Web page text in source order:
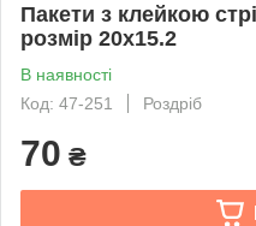
Пакети з клейкою
розмір 20х15.2
В наявності
Код: 47-251
Роздріб
70 ₴